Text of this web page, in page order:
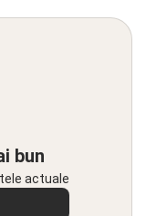
bun
actuale